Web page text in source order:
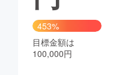
CAMPFIRE Creation
コミュニティ
453%
目標金額は
100,000円